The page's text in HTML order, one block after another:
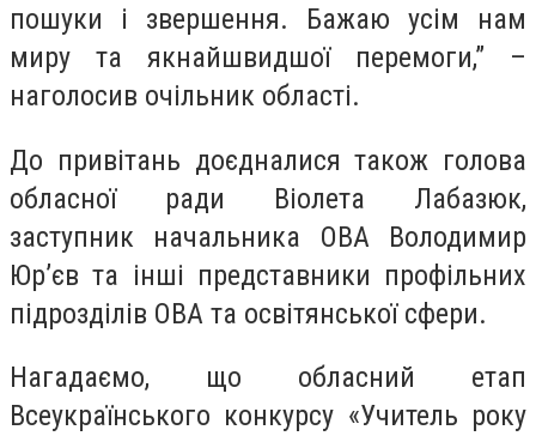
пошуки і звершення. Бажаю усім нам
миру та якнайшвидшої перемоги,” –
наголосив очільник області.
До привітань доєдналися також голова
обласної ради Віолета Лабазюк,
заступник начальника ОВА Володимир
Юр’єв та інші представники профільних
підрозділів ОВА та освітянської сфери.
Нагадаємо, що обласний етап
Всеукраїнського конкурсу «Учитель року